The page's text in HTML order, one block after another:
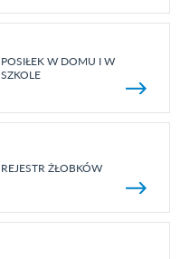
POSIŁEK W DOMU I W
SZKOLE
REJESTR ŻŁOBKÓW